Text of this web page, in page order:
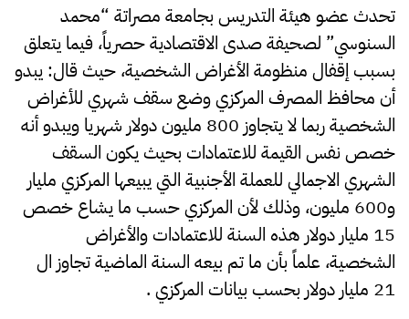
تحدث عضو هيئة التدريس بجامعة مصراتة “محمد
السنوسي” لصحيفة صدى الاقتصادية حصرياً، فيما يتعلق
بسبب إقفال منظومة الأغراض الشخصية، حيث قال: يبدو
أن محافظ المصرف المركزي وضع سقف شهري للأغراض
الشخصية ربما لا يتجاوز 800 مليون دولار شهريا ويبدو أنه
خصص نفس القيمة للاعتمادات بحيث يكون السقف
الشهري الاجمالي للعملة الأجنبية التي يبيعها المركزي مليار
و600 مليون، وذلك لأن المركزي حسب ما يشاع خصص
15 مليار دولار هذه السنة للاعتمادات والأغراض
الشخصية، علماً بأن ما تم بيعه السنة الماضية تجاوز ال
21 مليار دولار بحسب بيانات المركزي .